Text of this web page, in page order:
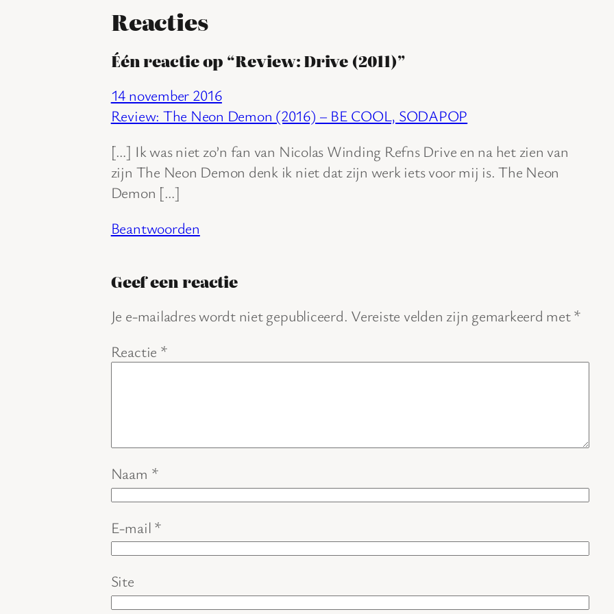
Reacties
Één reactie op “Review: Drive (2011)”
14 november 2016
Review: The Neon Demon (2016) – BE COOL, SODAPOP
[…] Ik was niet zo’n fan van Nicolas Winding Refns Drive en na het zien van
zijn The Neon Demon denk ik niet dat zijn werk iets voor mij is. The Neon
Demon […]
Beantwoorden
Geef een reactie
Je e-mailadres wordt niet gepubliceerd. Vereiste velden zijn gemarkeerd met*
Reactie *
Naam *
E-mail *
Site